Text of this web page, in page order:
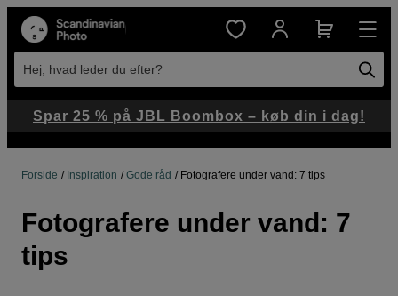
Hej, hvad leder du efter?
Forside Inspiration Gode råd Fotografere under vand: 7 tips
Fotografere under vand: 7
tips
Spar 25 % på JBL Boombox – køb din i dag!